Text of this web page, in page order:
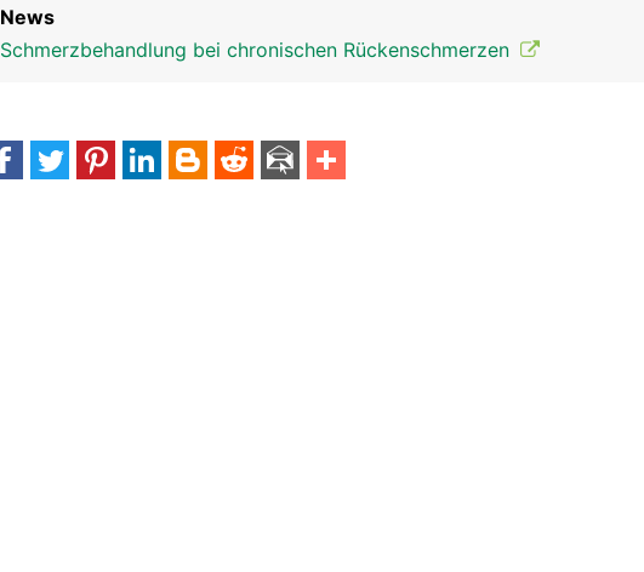
News
Schmerzbehandlung bei chronischen Rückenschmerzen